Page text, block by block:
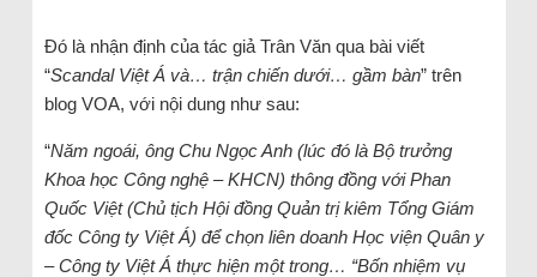
Đó là nhận định của tác giả Trân Văn qua bài viết
“Scandal Việt Á và… trận chiến dưới… gầm bàn” trên
blog VOA, với nội dung như sau:
“Năm ngoái, ông Chu Ngọc Anh (lúc đó là Bộ trưởng
Khoa học Công nghệ – KHCN) thông đồng với Phan
Quốc Việt (Chủ tịch Hội đồng Quản trị kiêm Tổng Giám
đốc Công ty Việt Á) để chọn liên doanh Học viện Quân y
– Công ty Việt Á thực hiện một trong… “Bốn nhiệm vụ